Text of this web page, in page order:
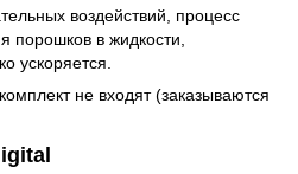
воздействий, процесс
порошков в жидкости,
ускоряется.
не входят (заказываются